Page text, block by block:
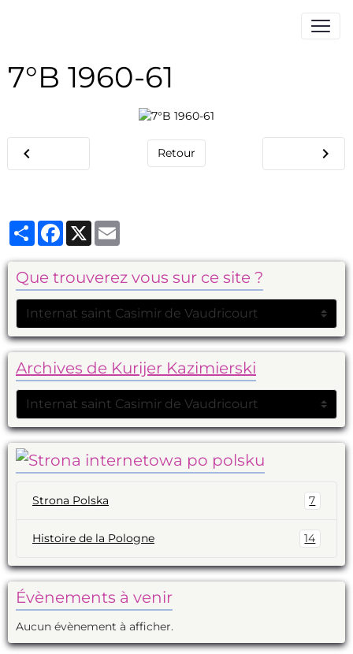
7°B 1960-61
Retour
PartagerFacebook
X
Que trouverez vous sur ce site ?
Archives de Kurijer Kazimierski
Strona Polska 7
Histoire de la Pologne 14
Évènements à venir
Aucun évènement à afficher.